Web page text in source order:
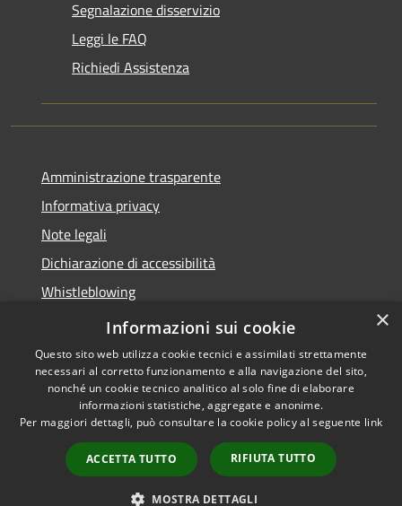
Segnalazione disservizio
Leggi le FAQ
Richiedi Assistenza
Amministrazione trasparente
Informativa privacy
Note legali
Dichiarazione di accessibilità
Whistleblowing
Piano di miglioramento dei servizi
Accessibilità
Copyright © 2026 • Comune di
Zoagli • Powered by
Municipium•
Accesso
redazione
×
Informazioni sui cookie
Questo sito web utilizza cookie tecnici e assimilati strettamente
necessari al corretto funzionamento e alla navigazione del sito,
nonché un cookie tecnico analitico al solo fine di elaborare
informazioni statistiche, aggregate e anonime.
Per maggiori dettagli, può consultare la cookie policy al seguente link
ACCETTA TUTTO RIFIUTA TUTTO
MOSTRA DETTAGLI